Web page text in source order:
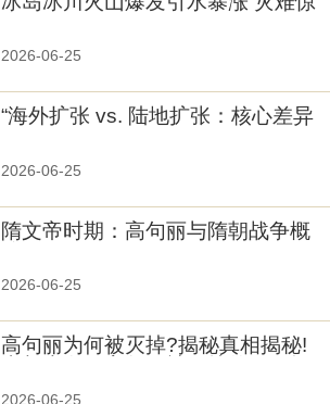
2026-06-25
“海外扩张 vs. 陆地扩张：核心差异
2026-06-25
隋文帝时期：高句丽与隋朝战争概
2026-06-25
高句丽为何被灭掉?揭秘真相揭秘!
2026-06-25